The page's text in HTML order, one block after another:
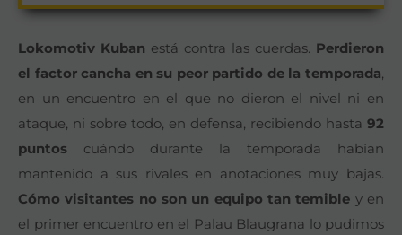
Lokomotiv Kuban está contra las cuerdas. Perdieron
el factor cancha en su peor partido de la temporada,
en un encuentro en el que no dieron el nivel ni en
ataque, ni sobre todo, en defensa, recibiendo hasta 92
puntos cuándo durante la temporada habían
mantenido a sus rivales en anotaciones muy bajas.
Cómo visitantes no son un equipo tan temible y en
el primer encuentro en el Palau Blaugrana lo pudimos